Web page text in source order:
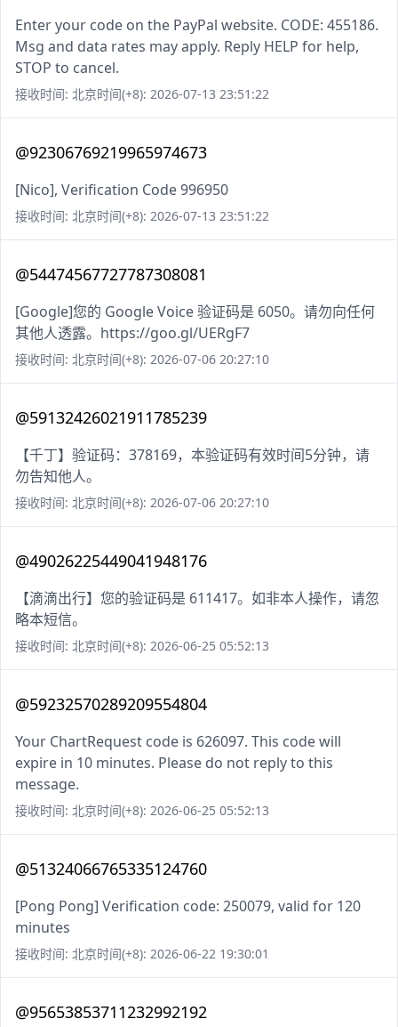
Enter your code on the PayPal website. CODE: 455186.
Msg and data rates may apply. Reply HELP for help,
STOP to cancel.
接收时间: 北京时间(+8): 2026-07-13 23:51:22
@92306769219965974673
[Nico], Verification Code 996950
接收时间: 北京时间(+8): 2026-07-13 23:51:22
@54474567727787308081
[Google]您的 Google Voice 验证码是 6050。请勿向任何
其他人透露。https://goo.gl/UERgF7
接收时间: 北京时间(+8): 2026-07-06 20:27:10
@59132426021911785239
【千丁】验证码：378169，本验证码有效时间5分钟，请
勿告知他人。
接收时间: 北京时间(+8): 2026-07-06 20:27:10
@49026225449041948176
【滴滴出行】您的验证码是 611417。如非本人操作，请忽
略本短信。
接收时间: 北京时间(+8): 2026-06-25 05:52:13
@59232570289209554804
Your ChartRequest code is 626097. This code will
expire in 10 minutes. Please do not reply to this
message.
接收时间: 北京时间(+8): 2026-06-25 05:52:13
@51324066765335124760
[Pong Pong] Verification code: 250079, valid for 120
minutes
接收时间: 北京时间(+8): 2026-06-22 19:30:01
@95653853711232992192